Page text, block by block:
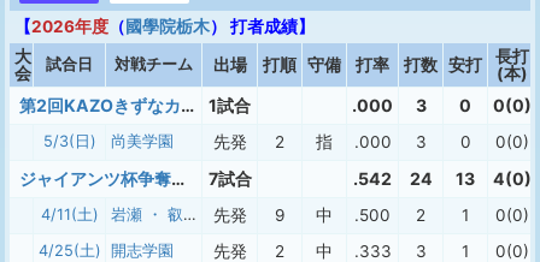
【2026年度 （國學院栃木） 打者成績】
大
会
試合日 対戦チーム 出場 打順 守備 打率 打数 安打
長打
(本)
第2回KAZOきずなカップ 1試合 .000 3 0 0(0)
5/3(日) 尚美学園 先発 2 指 .000 3 0 0(0)
ジャイアンツ杯争奪ヴィーナスリーグ 7試合 .542 24 13 4(0)
4/11(土) 岩瀬 ・ 叡明 先発 9 中 .500 2 1 0(0)
4/25(土) 開志学園 先発 2 中 .333 3 1 0(0)